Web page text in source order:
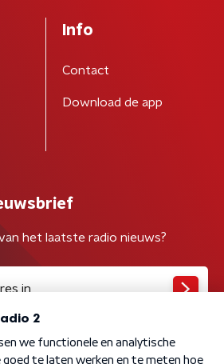
Info
Contact
Download de app
het laatste radio nieuws?